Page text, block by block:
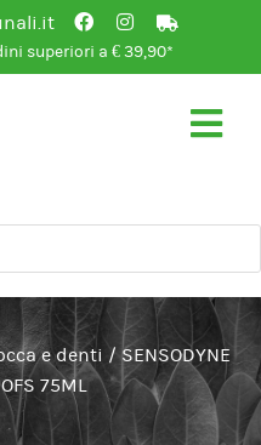
superiori a € 39,90*
e denti / SENSODYNE
75ML